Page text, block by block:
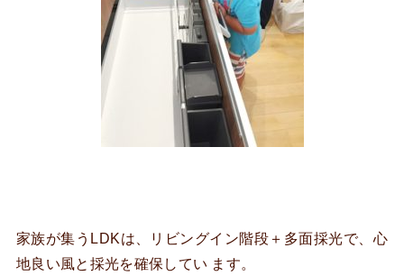
家族が集うLDKは、リビングイン階段＋多面採光で、心
地良い風と採光を確保してい ます。